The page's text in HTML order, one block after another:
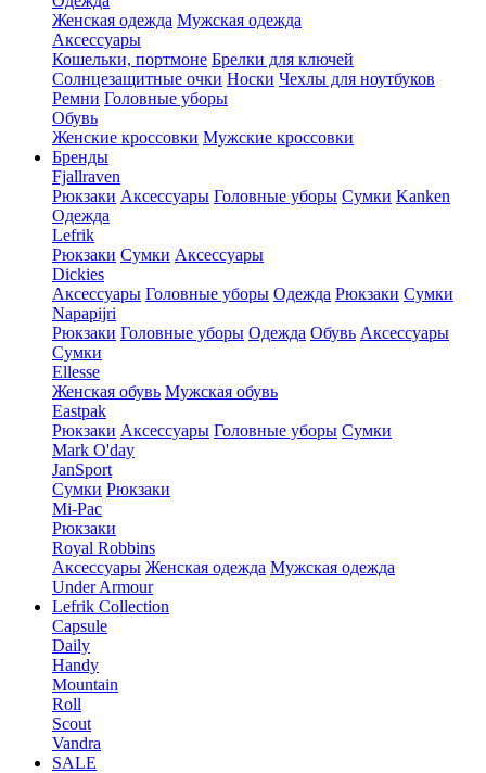
Женская одежда Мужская одежда
Аксессуары
Кошельки, портмоне Брелки для ключей
Солнцезащитные очки Носки Чехлы для ноутбуков
Ремни Головные уборы
Обувь
Женские кроссовки Мужские кроссовки
Бренды
Fjallraven
Рюкзаки Аксессуары Головные уборы Сумки Kanken
Одежда
Lefrik
Рюкзаки Сумки Аксессуары
Dickies
Аксессуары Головные уборы Одежда Рюкзаки Сумки
Napapijri
Рюкзаки Головные уборы Одежда Обувь Аксессуары
Сумки
Ellesse
Женская обувь Мужская обувь
Eastpak
Рюкзаки Аксессуары Головные уборы Сумки
Mark O'day
JanSport
Сумки Рюкзаки
Mi-Pac
Рюкзаки
Royal Robbins
Аксессуары Женская одежда Мужская одежда
Under Armour
Lefrik Collection
Capsule
Daily
Handy
Mountain
Roll
Scout
Vandra
SALE